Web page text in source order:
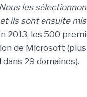
les
ils sont ensuite
2013, les 500
de Microsoft (plus
29 domaines).